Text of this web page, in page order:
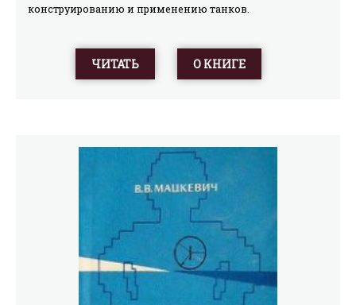
конструированию и применению танков.
ЧИТАТЬ О КНИГЕ